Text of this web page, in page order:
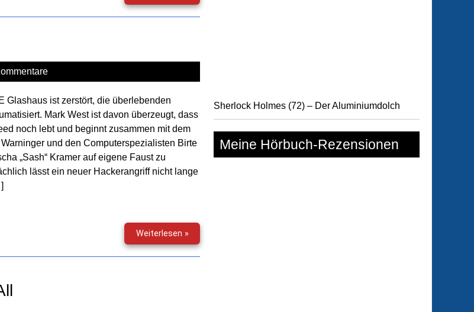
(06)
–
Glashaus ist zerstört, die überlebenden
Mark West ist davon überzeugt, dass
noch lebt und beginnt zusammen mit dem
und den Computerspezialisten Birte
„Sash“ Kramer auf eigene Faust zu
lässt ein neuer Hackerangriff nicht lange
Weiterlesen »Glashaus
–
Die
Sherlock Holmes (72) – Der Aluminiumdolch
Meine Hörbuch-Rezensionen